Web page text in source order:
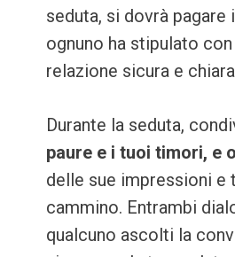
seduta, si dovrà
ognuno ha stipulato
relazione sicura e
Durante la seduta,
paure e i tuoi timori, e
delle sue impressioni
cammino. Entrambi
qualcuno ascolti la